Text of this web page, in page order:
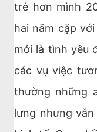
trẻ hơn mình
hai năm cặp
mới là tình yêu
các vụ việc
thường những
lưng nhưng